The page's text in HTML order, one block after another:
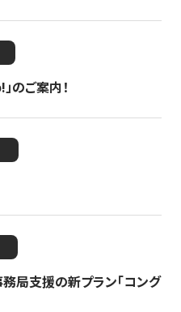
のご案内！
局支援の新プラン「コング